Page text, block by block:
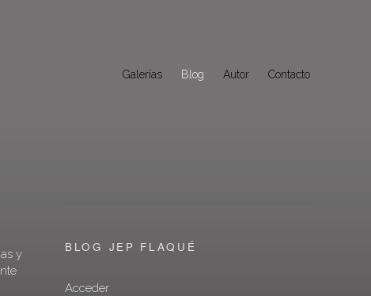
Galerías Blog Autor Contacto
y
BLOG JEP FLAQUÉ
Acceder